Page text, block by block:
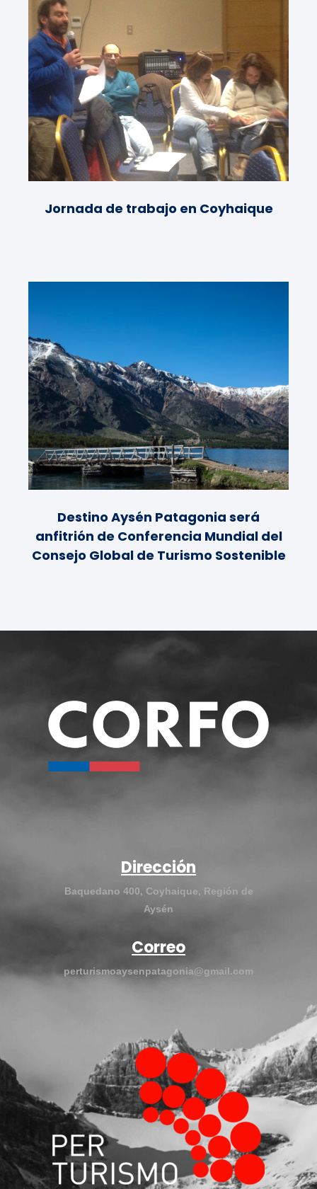
Jornada de trabajo en Coyhaique
Destino Aysén Patagonia será
anfitrión de Conferencia Mundial del
Consejo Global de Turismo Sostenible
Dirección
Baquedano 400, Coyhaique, Región de
Aysén
Correo
perturismoaysenpatagonia@gmail.com